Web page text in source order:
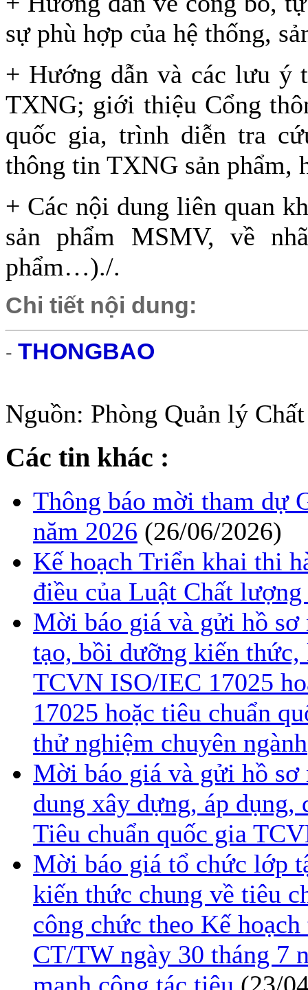
sự phù hợp của hệ thống,
+ Hướng dẫn và các lưu ý
TXNG; giới thiệu Cổng
quốc gia, trình diễn tra
thông tin TXNG sản phẩm,
+ Các nội dung liên quan
sản phẩm MSMV, về
phẩm…)./.
Chi tiết nội dung:
- THONGBAO
Nguồn: Phòng Quản lý
Các tin khác :
Thông báo mời tham dự
năm 2026 (26/06/2026)
Kế hoạch Triển khai thi
điều của Luật Chất lượng
Mời báo giá và gửi hồ sơ
tạo, bồi dưỡng kiến thức,
TCVN ISO/IEC 17025
17025 hoặc tiêu chuẩn
thử nghiệm chuyên ngành
Mời báo giá và gửi hồ
dung xây dựng, áp
Tiêu chuẩn quốc gia
Mời báo giá tổ chức lớp
kiến thức chung về tiêu
công chức theo Kế
CT/TW ngày 30 tháng 7